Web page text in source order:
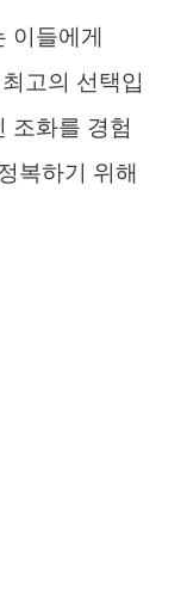
이들에게
고의 선택입
조화를 경험
복하기 위해